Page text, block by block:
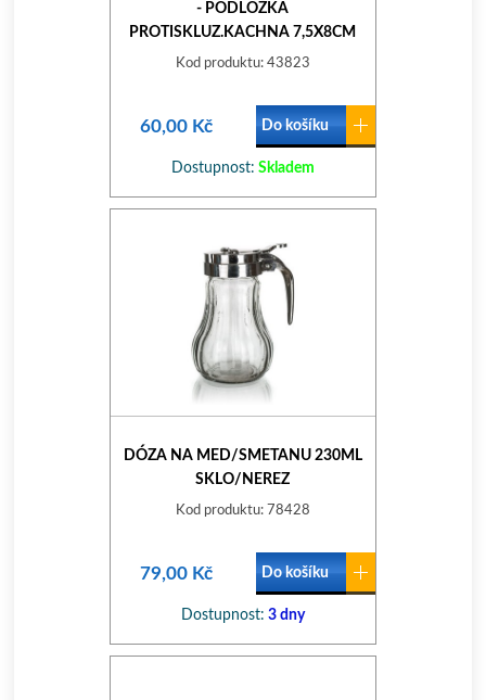
- PODLOŽKA
PROTISKLUZ.KACHNA 7,5X8CM
MIX BAREV (12KS)
Kod produktu: 43823
60,00 Kč Do košíku
Dostupnost: Skladem
DÓZA NA MED/SMETANU 230ML
SKLO/NEREZ
Kod produktu: 78428
79,00 Kč Do košíku
Dostupnost: 3 dny